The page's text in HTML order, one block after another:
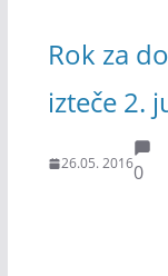
Rok za
izteče 2.
26.05. 20160